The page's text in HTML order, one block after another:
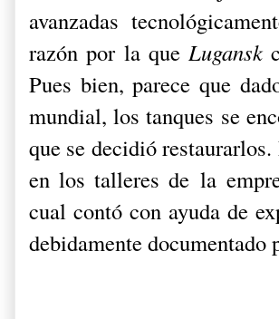
avanzadas
razón por la queLugansk
Pues bien, parece que
mundial, los tanques se
que se decidió
en los talleres dela
cual contó con ayuda de
debidamente